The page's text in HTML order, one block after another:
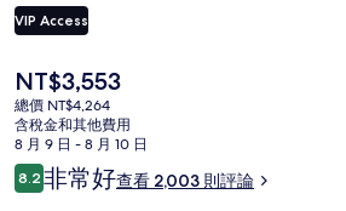
VIP Access
目
前
的
價
格
是
NT$3,553
總價 NT$4,264
含稅金和其他費用
8 月 9 日 - 8 月 10 日
評
論
8.28.2 分，滿分 10 分，
非常好查看 2,003 則評論